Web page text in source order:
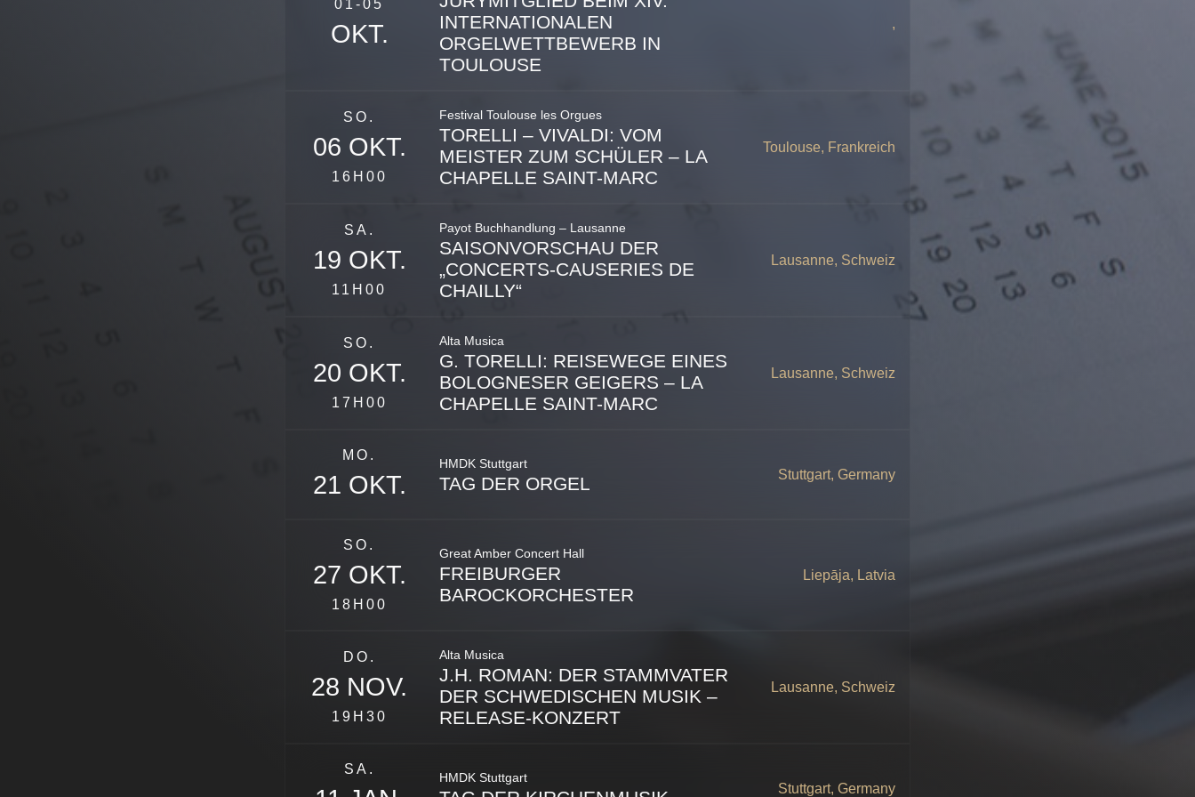
01-05
OKT.
INTERNATIONALEN
ORGELWETTBEWERB IN
TOULOUSE
,
SO.
06 OKT.
16H00
Festival Toulouse les Orgues
TORELLI – VIVALDI: VOM
MEISTER ZUM SCHÜLER – LA
CHAPELLE SAINT-MARC
Toulouse, Frankreich
SA.
19 OKT.
11H00
Payot Buchhandlung – Lausanne
SAISONVORSCHAU DER
„CONCERTS-CAUSERIES DE
CHAILLY“
Lausanne, Schweiz
Place Pépinet 4
SO.
20 OKT.
17H00
Alta Musica
G. TORELLI: REISEWEGE EINES
BOLOGNESER GEIGERS – LA
CHAPELLE SAINT-MARC
Lausanne, Schweiz
Lausanne, 1012 Schweiz
MO.
21 OKT.
HMDK Stuttgart
TAG DER ORGEL Stuttgart, Germany
SO.
27 OKT.
18H00
Great Amber Concert Hall
FREIBURGER
BAROCKORCHESTER
Liepāja, Latvia
Liepāja, Latvia
DO.
28 NOV.
19H30
Alta Musica
J.H. ROMAN: DER STAMMVATER
DER SCHWEDISCHEN MUSIK –
RELEASE-KONZERT
Lausanne, Schweiz
SA.
HMDK Stuttgart
Stuttgart, Germany